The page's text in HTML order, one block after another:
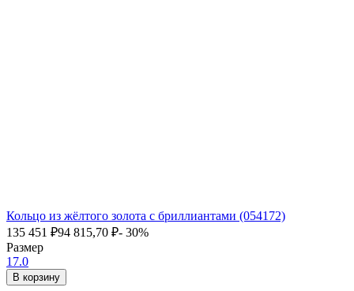
Кольцо из жёлтого золота с бриллиантами (054172)
135 451 ₽94 815,70 ₽- 30%
Размер
17.0
В корзину